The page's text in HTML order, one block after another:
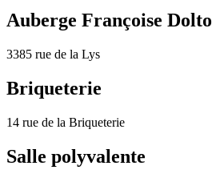
Auberge Françoise Dolto
3385 rue de la Lys
Briqueterie
14 rue de la Briqueterie
Salle polyvalente